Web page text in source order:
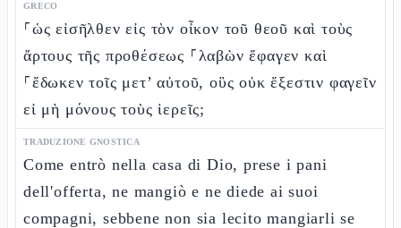
GRECO
⸀ὡς εἰσῆλθεν εἰς τὸν οἶκον τοῦ θεοῦ καὶ τοὺς
ἄρτους τῆς προθέσεως ⸀λαβὼν ἔφαγεν καὶ
⸀ἔδωκεν τοῖς μετ’ αὐτοῦ, οὓς οὐκ ἔξεστιν φαγεῖν
εἰ μὴ μόνους τοὺς ἱερεῖς;
TRADUZIONE GNOSTICA
Come entrò nella casa di Dio, prese i pani
dell'offerta, ne mangiò e ne diede ai suoi
compagni, sebbene non sia lecito mangiarli se